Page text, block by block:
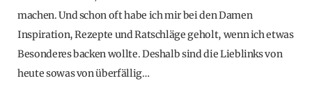
machen. Und schon oft habe ich mir bei den Damen
Inspiration, Rezepte und Ratschläge geholt, wenn ich etwas
Besonderes backen wollte. Deshalb sind die Lieblinks von
heute sowas von überfällig…